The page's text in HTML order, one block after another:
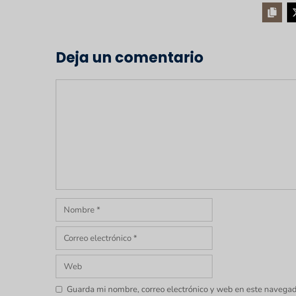
Deja un comentario
Nombre
Correo
electrónico
Web
Guarda mi nombre, correo electrónico y web en este